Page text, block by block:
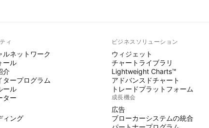
ィ
ルネットワーク
ール
介
タープログラム
ール
ター
ィング
ビジネスソリューション
ウィジェット
チャートライブラリ
Lightweight Charts™
アドバンスドチャート
トレードプラットフォーム
成長機会
広告
ブローカーシステムの統合